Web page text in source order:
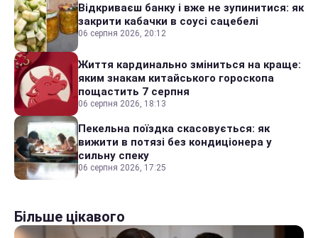
Відкриваєш банку і вже не зупинитися: як
закрити кабачки в соусі сацебелі
06 серпня 2026, 20:12
Життя кардинально зміниться на краще:
яким знакам китайського гороскопа
пощастить 7 серпня
06 серпня 2026, 18:13
Пекельна поїздка скасовується: як
вижити в потязі без кондиціонера у
сильну спеку
06 серпня 2026, 17:25
Більше цікавого